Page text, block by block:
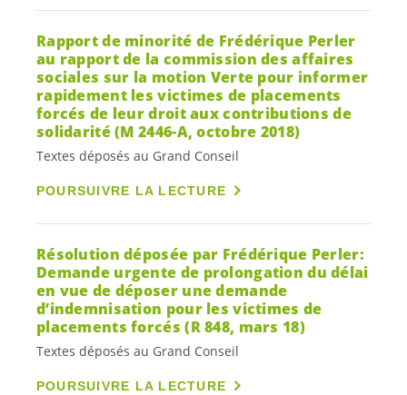
Rapport de minorité de Frédérique Perler
au rapport de la commission des affaires
sociales sur la motion Verte pour informer
rapidement les victimes de placements
forcés de leur droit aux contributions de
solidarité (M 2446-A, octobre 2018)
Textes déposés au Grand Conseil
POURSUIVRE LA LECTURE
Résolution déposée par Frédérique Perler:
Demande urgente de prolongation du délai
en vue de déposer une demande
d’indemnisation pour les victimes de
placements forcés (R 848, mars 18)
Textes déposés au Grand Conseil
POURSUIVRE LA LECTURE